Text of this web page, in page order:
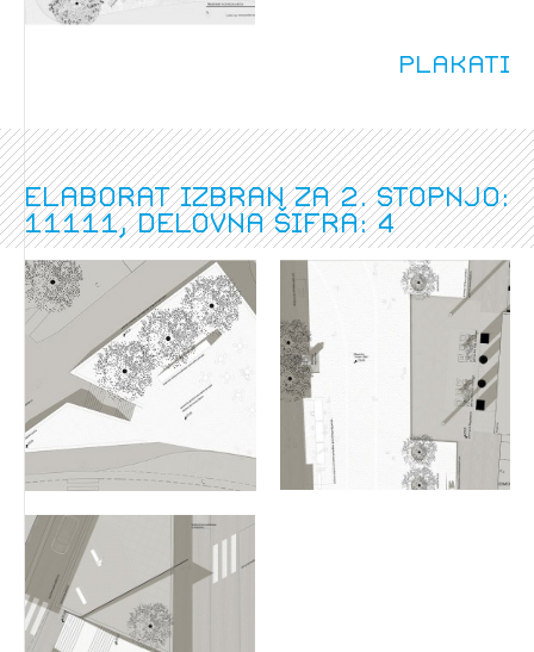
Plakati
Elaborat izbran za 2. stopnjo:
11111, delovna šifra: 4